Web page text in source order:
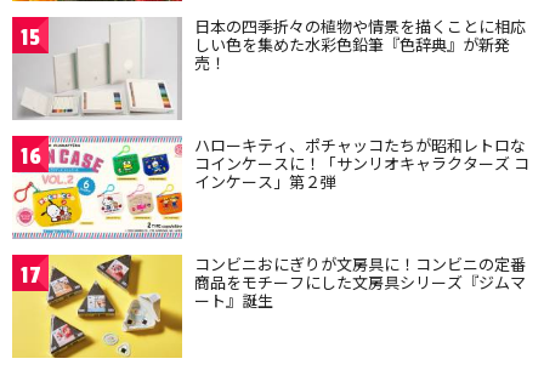
15 日本の四季折々の植物や情景を描くことに相応
しい色を集めた水彩色鉛筆『色辞典』が新発
売！
16 ハローキティ、ポチャッコたちが昭和レトロな
コインケースに！「サンリオキャラクターズ コ
インケース」第２弾
17 コンビニおにぎりが文房具に！コンビニの定番
商品をモチーフにした文房具シリーズ『ジムマ
ート』誕生